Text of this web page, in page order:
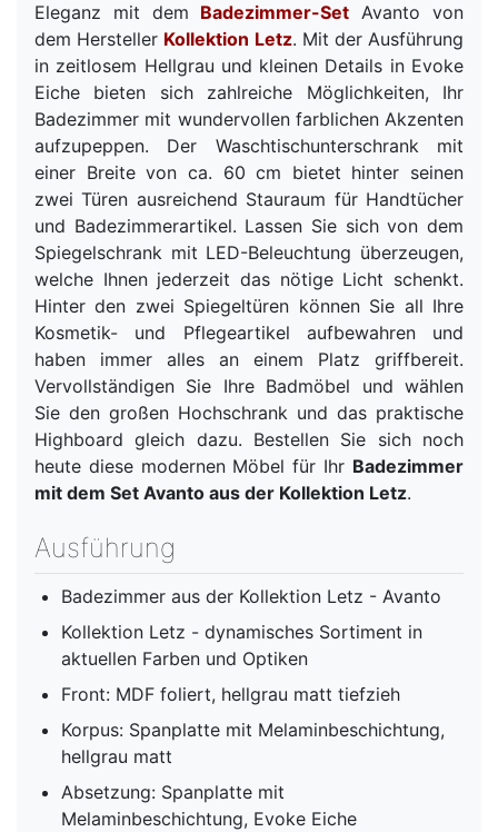
Eleganz mit dem Badezimmer-Set Avanto von
dem Hersteller Kollektion Letz. Mit der Ausführung
in zeitlosem Hellgrau und kleinen Details in Evoke
Eiche bieten sich zahlreiche Möglichkeiten, Ihr
Badezimmer mit wundervollen farblichen Akzenten
aufzupeppen. Der Waschtischunterschrank mit
einer Breite von ca. 60 cm bietet hinter seinen
zwei Türen ausreichend Stauraum für Handtücher
und Badezimmerartikel. Lassen Sie sich von dem
Spiegelschrank mit LED-Beleuchtung überzeugen,
welche Ihnen jederzeit das nötige Licht schenkt.
Hinter den zwei Spiegeltüren können Sie all Ihre
Kosmetik- und Pflegeartikel aufbewahren und
haben immer alles an einem Platz griffbereit.
Vervollständigen Sie Ihre Badmöbel und wählen
Sie den großen Hochschrank und das praktische
Highboard gleich dazu. Bestellen Sie sich noch
heute diese modernen Möbel für Ihr Badezimmer
mit dem Set Avanto aus der Kollektion Letz.
Ausführung
Badezimmer aus der Kollektion Letz - Avanto
Kollektion Letz - dynamisches Sortiment in
aktuellen Farben und Optiken
Front: MDF foliert, hellgrau matt tiefzieh
Korpus: Spanplatte mit Melaminbeschichtung,
hellgrau matt
Absetzung: Spanplatte mit
Melaminbeschichtung, Evoke Eiche